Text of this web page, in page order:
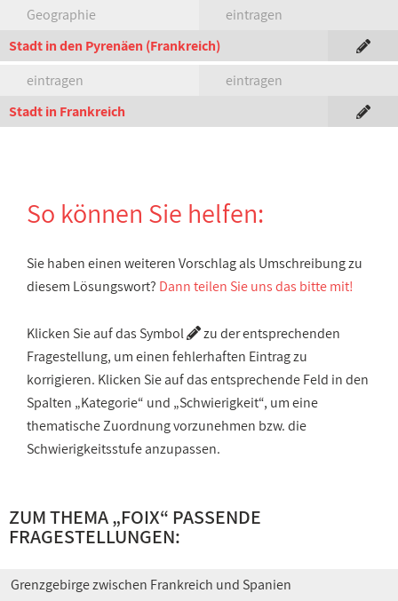
Geographie
eintragen
Stadt in den Pyrenäen (Frankreich)
eintragen
eintragen
Stadt in Frankreich
So können Sie helfen:
Sie haben einen weiteren Vorschlag als Umschreibung zu
diesem Lösungswort? Dann teilen Sie uns das bitte mit!
Klicken Sie auf das Symbol
zu der entsprechenden
Fragestellung, um einen fehlerhaften Eintrag zu
korrigieren. Klicken Sie auf das entsprechende Feld in den
Spalten „Kategorie“ und „Schwierigkeit“, um eine
thematische Zuordnung vorzunehmen bzw. die
Schwierigkeitsstufe anzupassen.
ZUM THEMA „FOIX“ PASSENDE
FRAGESTELLUNGEN:
Grenzgebirge zwischen Frankreich und Spanien